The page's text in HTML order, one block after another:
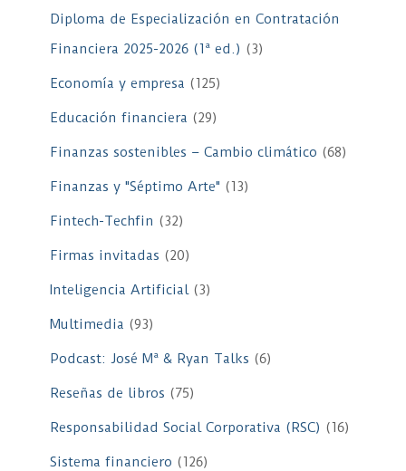
Diploma de Especialización en Contratación
Financiera 2025-2026 (1ª ed.) (3)
Economía y empresa (125)
Educación financiera (29)
Finanzas sostenibles – Cambio climático (68)
Finanzas y "Séptimo Arte" (13)
Fintech-Techfin (32)
Firmas invitadas (20)
Inteligencia Artificial(3)
Multimedia (93)
Podcast: José Mª & Ryan Talks (6)
Reseñas de libros (75)
Responsabilidad Social Corporativa (RSC) (16)
Sistema financiero (126)